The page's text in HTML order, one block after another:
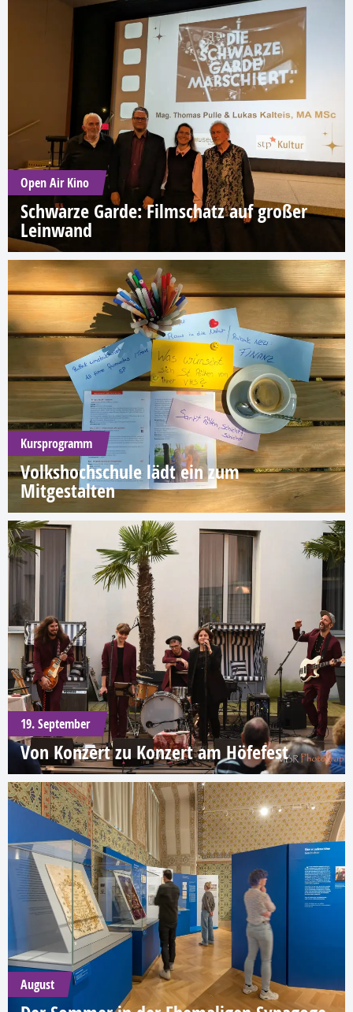
Open Air Kino
Schwarze Garde: Filmschatz auf großer
Leinwand
Kursprogramm
Volkshochschule lädt ein zum
Mitgestalten
19. September
Von Konzert zu Konzert am Höfefest
August